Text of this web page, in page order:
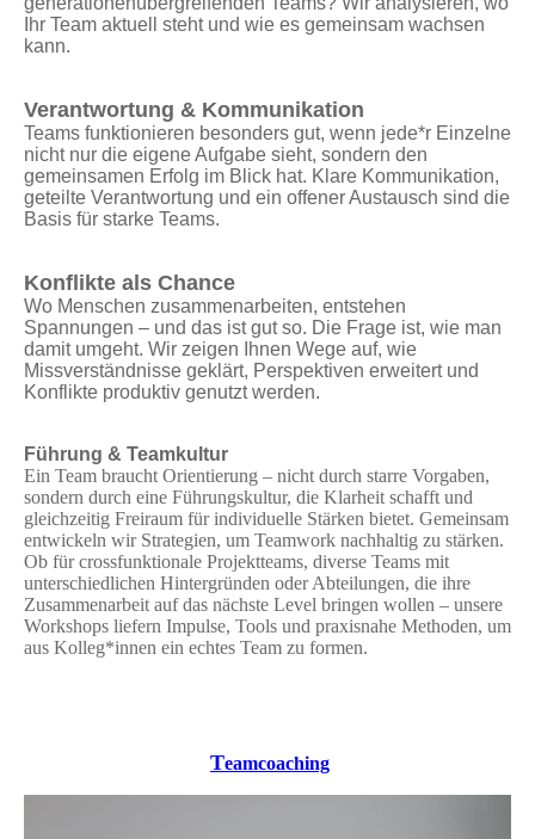
Ihr Team aktuell steht und wie es gemeinsam wachsen
kann.
Verantwortung & Kommunikation
Teams funktionieren besonders gut, wenn jede*r Einzelne
nicht nur die eigene Aufgabe sieht, sondern den
gemeinsamen Erfolg im Blick hat. Klare Kommunikation,
geteilte Verantwortung und ein offener Austausch sind die
Basis für starke Teams.
Konflikte als Chance
Wo Menschen zusammenarbeiten, entstehen
Spannungen – und das ist gut so. Die Frage ist, wie man
damit umgeht. Wir zeigen Ihnen Wege auf, wie
Missverständnisse geklärt, Perspektiven erweitert und
Konflikte produktiv genutzt werden.
Führung & Teamkultur
Ein Team braucht Orientierung – nicht durch starre Vorgaben,
sondern durch eine Führungskultur, die Klarheit schafft und
gleichzeitig Freiraum für individuelle Stärken bietet. Gemeinsam
entwickeln wir Strategien, um Teamwork nachhaltig zu stärken.
Ob für crossfunktionale Projektteams, diverse Teams mit
unterschiedlichen Hintergründen oder Abteilungen, die ihre
Zusammenarbeit auf das nächste Level bringen wollen – unsere
Workshops liefern Impulse, Tools und praxisnahe Methoden, um
aus Kolleg*innen ein echtes Team zu formen.
Teamcoaching